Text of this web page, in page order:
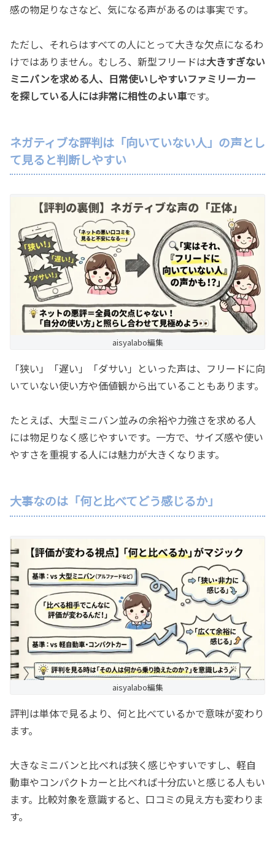
感の物足りなさなど、気になる声があるのは事実です。
ただし、それらはすべての人にとって大きな欠点になるわ
けではありません。むしろ、新型フリードは大きすぎない
ミニバンを求める人、日常使いしやすいファミリーカー
を探している人には非常に相性のよい車です。
ネガティブな評判は「向いていない人」の声とし
て見ると判断しやすい
aisyalabo編集
「狭い」「遅い」「ダサい」といった声は、フリードに向
いていない使い方や価値観から出ていることもあります。
たとえば、大型ミニバン並みの余裕や力強さを求める人
には物足りなく感じやすいです。一方で、サイズ感や使い
やすさを重視する人には魅力が大きくなります。
大事なのは「何と比べてどう感じるか」
aisyalabo編集
評判は単体で見るより、何と比べているかで意味が変わり
ます。
大きなミニバンと比べれば狭く感じやすいですし、軽自
動車やコンパクトカーと比べれば十分広いと感じる人もい
ます。比較対象を意識すると、口コミの見え方も変わりま
す。